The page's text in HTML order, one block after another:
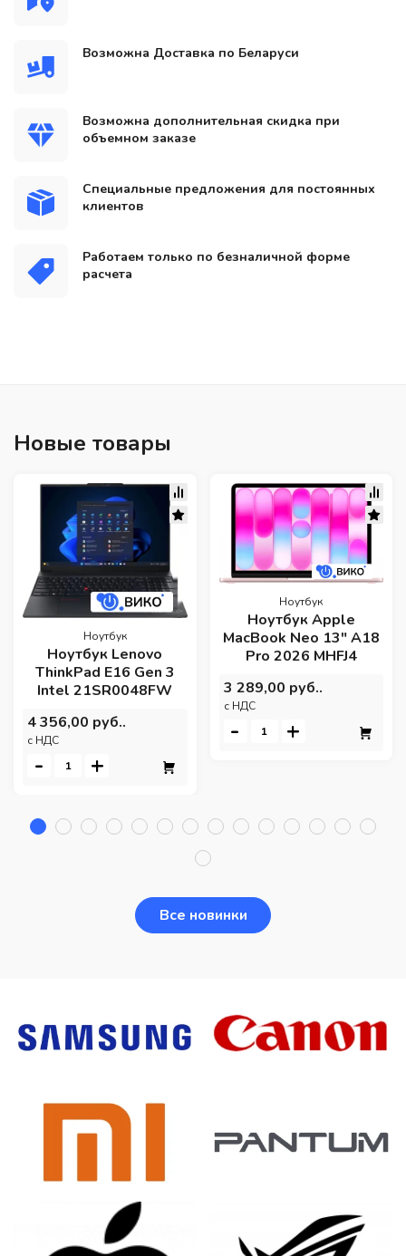
Возможна Доставка по Беларуси
Возможна дополнительная скидка при
объемном заказе
Специальные предложения для постоянных
клиентов
Работаем только по безналичной форме
расчета
Новые товары
Ноутбук
Ноутбук Lenovo
ThinkPad E16 Gen 3
Intel 21SR0048FW
4 356,00 руб..
c НДС
- +
Ноутбук
Ноутбук Apple
MacBook Neo 13" A18
Pro 2026 MHFJ4
3 289,00 руб..
c НДС
- +
Все новинки